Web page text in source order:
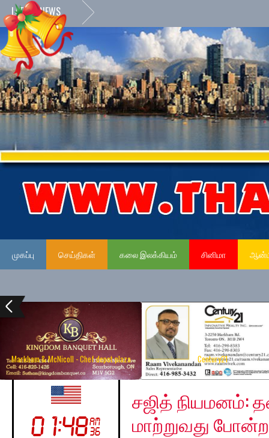
LATEST NEWS
முகப்பு செய்திகள் கலை இலக்கியம் சினிமா
Markham & McNicoll - Chef depot plaza Century21
UK (London) Sunday, December 8,
சஜித் நியமனம்:
மாற்றுவது